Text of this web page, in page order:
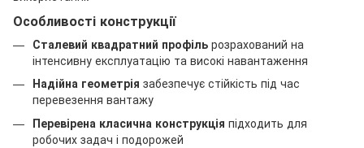
Особливості конструкції
Сталевий квадратний профіль розрахований на
інтенсивну експлуатацію та високі навантаження
Надійна геометрія забезпечує стійкість під час
перевезення вантажу
Перевірена класична конструкція підходить для
робочих задач і подорожей